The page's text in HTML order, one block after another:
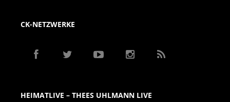
CK-NETZWERKE
HEIMATLIVE – THEES UHLMANN LIVE